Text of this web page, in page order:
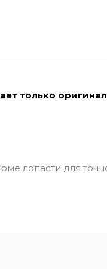
только
лопасти для